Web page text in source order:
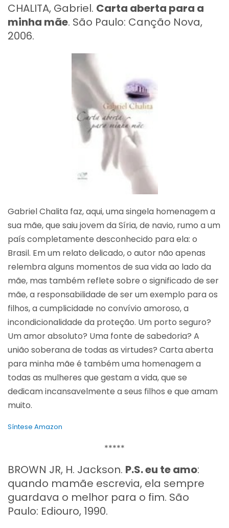
CHALITA, Gabriel. Carta aberta para a
minha mãe. São Paulo: Canção Nova,
2006.
Gabriel Chalita faz, aqui, uma singela homenagem a
sua mãe, que saiu jovem da Síria, de navio, rumo a um
país completamente desconhecido para ela: o
Brasil. Em um relato delicado, o autor não apenas
relembra alguns momentos de sua vida ao lado da
mãe, mas também reflete sobre o significado de ser
mãe, a responsabilidade de ser um exemplo para os
filhos, a cumplicidade no convívio amoroso, a
incondicionalidade da proteção. Um porto seguro?
Um amor absoluto? Uma fonte de sabedoria? A
união soberana de todas as virtudes? Carta aberta
para minha mãe é também uma homenagem a
todas as mulheres que gestam a vida, que se
dedicam incansavelmente a seus filhos e que amam
muito.
Síntese Amazon
*****
BROWN JR, H. Jackson. P.S. eu te amo:
quando mamãe escrevia, ela sempre
guardava o melhor para o fim. São
Paulo: Ediouro, 1990.